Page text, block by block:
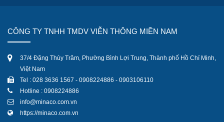
CÔNG TY TNHH TMDV VIỄN THÔNG MIỀN NAM
37/4 Đặng Thùy Trâm, Phường Bình Lợi Trung, Thành phố Hồ Chí Minh,
Việt Nam
Tel : 028 3636 1567 - 0908224886 - 0903106110
Hotline : 0908224886
info@minaco.com.vn
https://minaco.com.vn